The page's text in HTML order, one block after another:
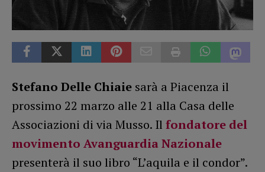
Stefano Delle Chiaie sarà a Piacenza il
prossimo 22 marzo alle 21 alla Casa delle
Associazioni di via Musso. Il fondatore del
movimento Avanguardia Nazionale
presenterà il suo libro “L’aquila e il condor”.